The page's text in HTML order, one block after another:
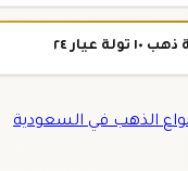
عيار ٢٤
الذهب في السعودية